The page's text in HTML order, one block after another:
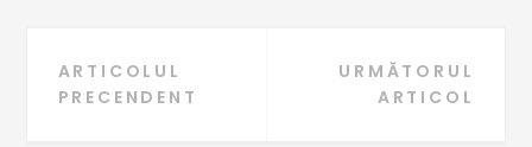
Navigare
ARTICOLUL
PRECENDENT
URMĂTORUL
ARTICOL